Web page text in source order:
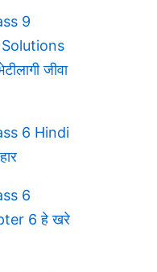
9
जीवा
6 Hindi
6
6 हे खरे